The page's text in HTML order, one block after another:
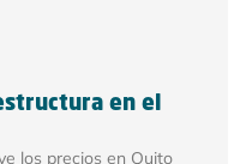
en el
los precios en Quito